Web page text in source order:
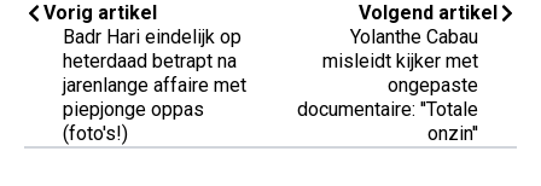
Vorig artikel
Badr Hari eindelijk op
heterdaad betrapt na
jarenlange affaire met
piepjonge oppas
(foto's!)
Volgend artikel
Yolanthe Cabau
misleidt kijker met
ongepaste
documentaire: ''Totale
onzin''